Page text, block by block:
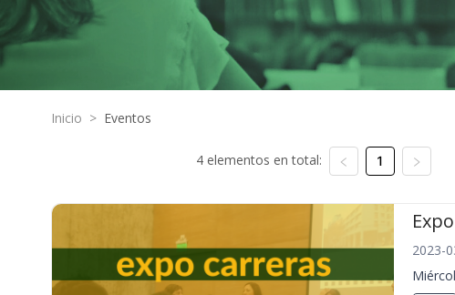
Inicio > Eventos
4 elementos en total: 1
2023-